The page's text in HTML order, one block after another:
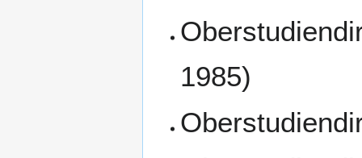
1985)